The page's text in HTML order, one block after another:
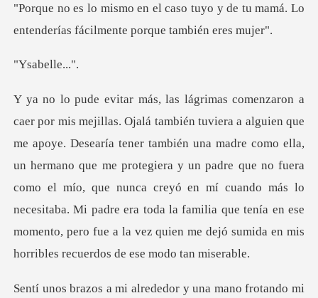
uyo y de tu mamá. Lo
entenderías fá
elle.
én una madre como ella,
un hermano que me protegiera y un padre que no fuera
como el mío, que nunca creyó en mí cuando más lo
necesitaba. Mi pa
i alrededor y una man